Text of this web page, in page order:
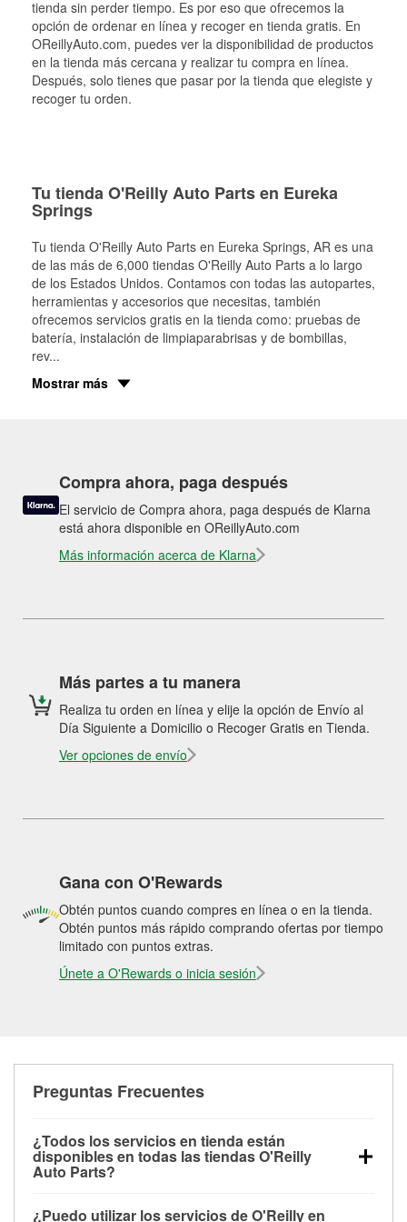
tienda sin perder tiempo. Es por eso que ofrecemos la
opción de ordenar en línea y recoger en tienda gratis. En
OReillyAuto.com, puedes ver la disponibilidad de productos
en la tienda más cercana y realizar tu compra en línea.
Después, solo tienes que pasar por la tienda que elegiste y
recoger tu orden.
Tu tienda O'Reilly Auto Parts en Eureka
Springs
Tu tienda O'Reilly Auto Parts en Eureka Springs, AR es una
de las más de 6,000 tiendas O'Reilly Auto Parts a lo largo
de los Estados Unidos. Contamos con todas las autopartes,
herramientas y accesorios que necesitas, también
ofrecemos servicios gratis en la tienda como: pruebas de
batería, instalación de limpiaparabrisas y de bombillas,
rev...
Mostrar más
Compra ahora, paga después
El servicio de Compra ahora, paga después de Klarna
está ahora disponible en OReillyAuto.com
Más información acerca de Klarna
Más partes a tu manera
Realiza tu orden en línea y elije la opción de Envío al
Día Siguiente a Domicilio o Recoger Gratis en Tienda.
Ver opciones de envío
Gana con O'Rewards
Obtén puntos cuando compres en línea o en la tienda.
Obtén puntos más rápido comprando ofertas por tiempo
limitado con puntos extras.
Únete a O'Rewards o inicia sesión
Preguntas Frecuentes
¿Todos los servicios en tienda están
disponibles en todas las tiendas O'Reilly
Auto Parts?
¿Puedo utilizar los servicios de O'Reilly en